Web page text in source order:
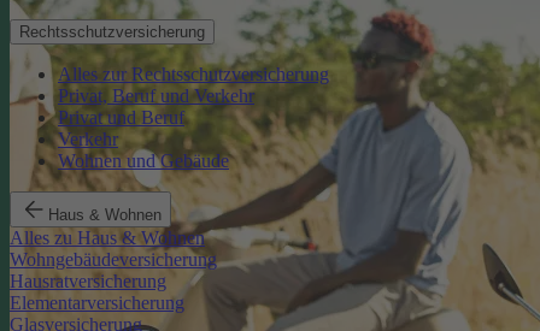
Rechtsschutzversicherung
Alles zur Rechtsschutzversicherung
Privat, Beruf und Verkehr
Privat und Beruf
Verkehr
Wohnen und Gebäude
Haus & Wohnen
Alles zu Haus & Wohnen
Wohngebäudeversicherung
Hausratversicherung
Elementarversicherung
Glasversicherung